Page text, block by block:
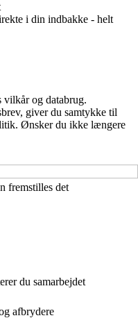
i din indbakke - helt
vilkår og databrug.
giver du samtykke til
Ønsker du ikke længere
fremstilles det
du samarbejdet
afbrydere